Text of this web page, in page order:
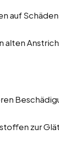
auf
alten
zur